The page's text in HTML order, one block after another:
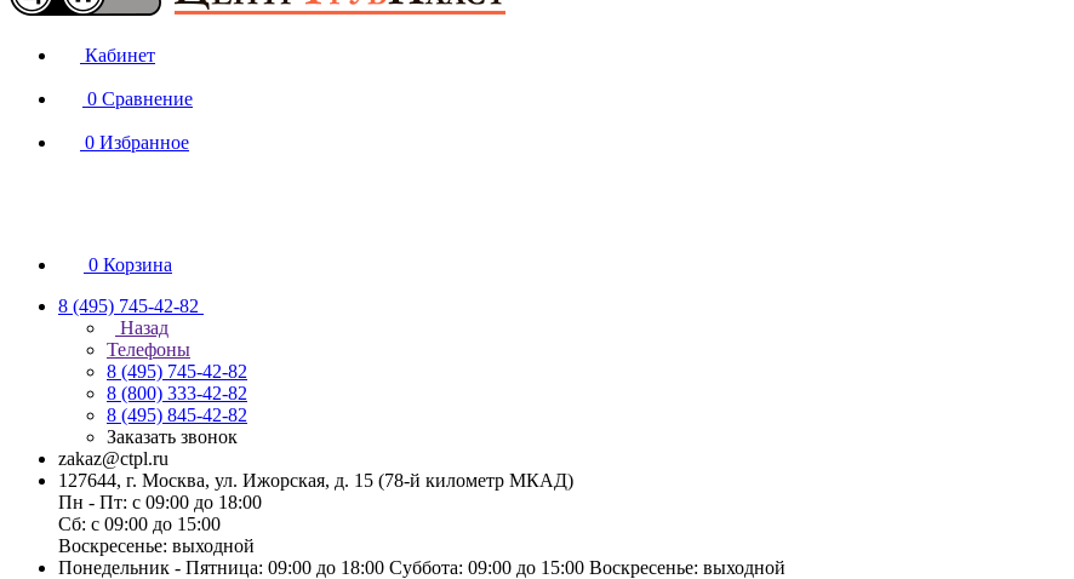
Кабинет
0 Сравнение
0 Избранное
0 Корзина
8 (495) 745-42-82
Назад
Телефоны
8 (495) 745-42-82
8 (800) 333-42-82
8 (495) 845-42-82
Заказать звонок
zakaz@ctpl.ru
127644, г. Москва, ул. Ижорская, д. 15 (78-й километр МКАД)
Пн - Пт: с 09:00 до 18:00
Сб: с 09:00 до 15:00
Воскресенье: выходной
Понедельник - Пятница: 09:00 до 18:00 Суббота: 09:00 до 15:00 Воскресенье: выходной